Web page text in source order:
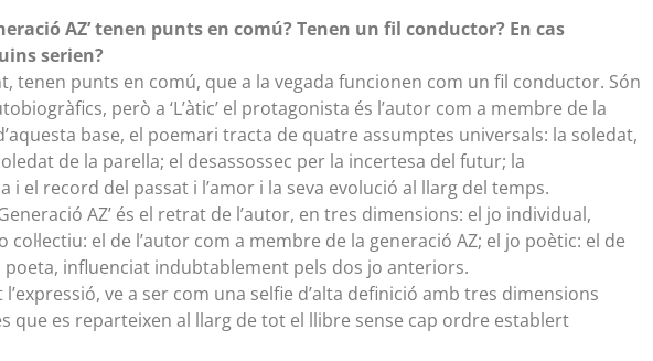
AZ’ tenen punts en comú? Tenen un fil conductor? En cas
serien?
tenen punts en comú, que a la vegada funcionen com un fil conductor. Són
però a ‘L’àtic’ el protagonista és l’autor com a membre de la
base, el poemari tracta de quatre assumptes universals: la soledat,
de la parella; el desassossec per la incertesa del futur; la
i el record del passat i l’amor i la seva evolució al llarg del temps.
AZ’ és el retrat de l’autor, en tres dimensions: el jo individual,
col·lectiu: el de l’autor com a membre de la generació AZ; el jo poètic: el de
poeta, influenciat indubtablement pels dos jo anteriors.
l’expressió, ve a ser com una selfie d’alta definició amb tres dimensions
que es reparteixen al llarg de tot el llibre sense cap ordre establert